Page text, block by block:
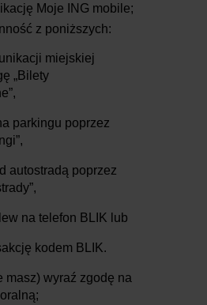
Moje ING mobile;
z poniższych:
miejskiej
„Bilety
parkingu poprzez
autostradą poprzez
na telefon BLIK lub
kodem BLIK.
masz) wyraź zgodę na